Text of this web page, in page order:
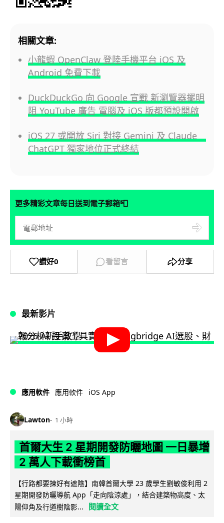
相關文章:
小龍蝦 OpenClaw 登陸手機平台 iOS 及
Android 免費下載
DuckDuckGo 向 Google 宣戰 新瀏覽器擺明
阻 YouTube 廣告 電腦及 iOS 版都預設開啟
iOS 27 或開放 Siri 對接 Gemini 及 Claude
ChatGPT 獨家地位正式終結
更多精彩文章每日送到電子郵箱📮
讚好0 看留言 分享
最新影片
應用軟件 應用軟件 iOS App
Lawton 1 小時
首爾大生 2 星期開發防曬地圖 一日暴增
2 萬人下載衝榜首
【行路都要揀好有遮陰】南韓首爾大學 23 歲學生劉敏俊利用 2
星期開發防曬導航 App「走向陰涼處」，結合建築物高度、太
陽仰角及行道樹陰影...
閱讀全文